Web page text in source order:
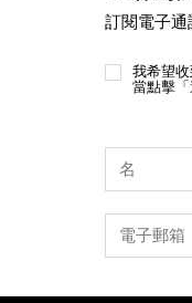
訂閱電子
我希望收
當點擊